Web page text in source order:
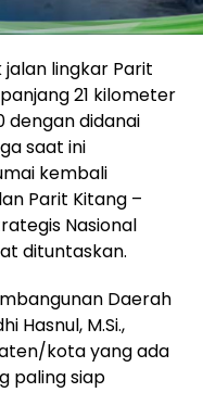
lingkar Parit
21 kilometer
dengan didanai
saat ini
kembali
Parit Kitang –
Nasional
dituntaskan.
Daerah
Hasnul, M.Si.,
kota yang ada
paling siap